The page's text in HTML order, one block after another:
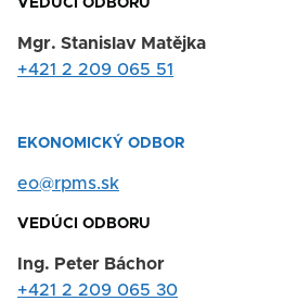
VEDÚCI ODBORU
Mgr. Stanislav Matějka
+421 2 209 065 51
EKONOMICKÝ ODBOR
eo@rpms.sk
VEDÚCI ODBORU
Ing. Peter Báchor
+421 2 209 065 30